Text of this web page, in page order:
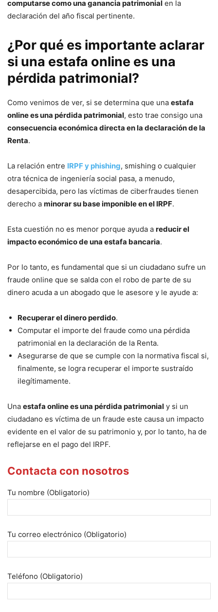
computarse como una ganancia patrimonial en la
declaración del año fiscal pertinente.
¿Por qué es importante aclarar
si una estafa online es una
pérdida patrimonial?
Como venimos de ver, si se determina que una estafa
online es una pérdida patrimonial, esto trae consigo una
consecuencia económica directa en la declaración de la
Renta.
La relación entre IRPF y phishing, smishing o cualquier
otra técnica de ingeniería social pasa, a menudo,
desapercibida, pero las víctimas de ciberfraudes tienen
derecho a minorar su base imponible en el IRPF.
Esta cuestión no es menor porque ayuda a reducir el
impacto económico de una estafa bancaria.
Por lo tanto, es fundamental que si un ciudadano sufre un
fraude online que se salda con el robo de parte de su
dinero acuda a un abogado que le asesore y le ayude a:
Recuperar el dinero perdido.
Computar el importe del fraude como una pérdida
patrimonial en la declaración de la Renta.
Asegurarse de que se cumple con la normativa fiscal si,
finalmente, se logra recuperar el importe sustraído
ilegítimamente.
Una estafa online es una pérdida patrimonial y si un
ciudadano es víctima de un fraude este causa un impacto
evidente en el valor de su patrimonio y, por lo tanto, ha de
reflejarse en el pago del IRPF.
Contacta con nosotros
Tu nombre (Obligatorio)
Tu correo electrónico (Obligatorio)
Teléfono (Obligatorio)